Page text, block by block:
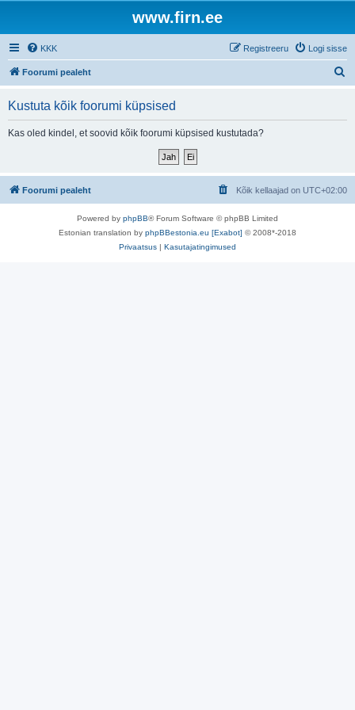
www.firn.ee
KKK Logi sisse
Registreeru
Foorumi pealeht
Kustuta kõik foorumi küpsised
Kas oled kindel, et soovid kõik foorumi küpsised kustutada?
Foorumi pealeht Kõik kellaajad on UTC+02:00
Powered by phpBB® Forum Software © phpBB Limited
Estonian translation by phpBBestonia.eu [Exabot] © 2008*-2018
Privaatsus | Kasutajatingimused